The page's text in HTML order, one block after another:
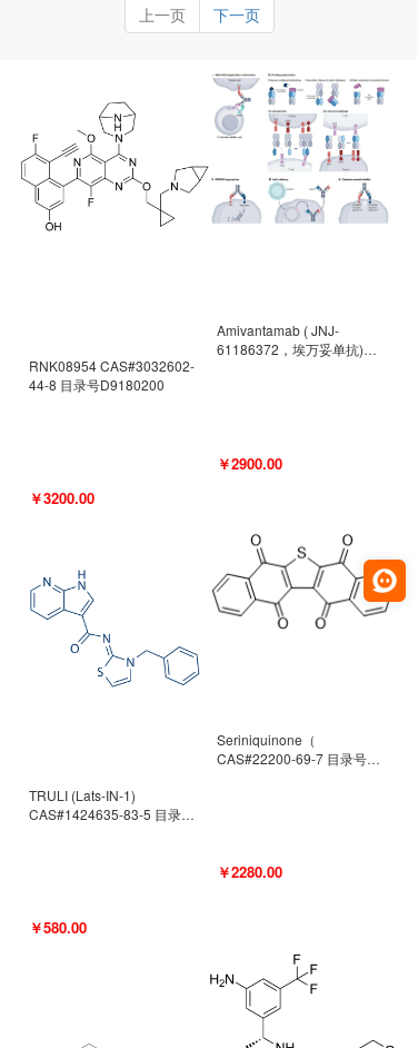
针。
上一页 下一页
RNK08954 CAS#3032602-
44-8 目录号D9180200
￥3200.00
TRULI (Lats-IN-1)
CAS#1424635-83-5 目录号
￥580.00
Amivantamab ( JNJ-
61186372，埃万妥单抗)
￥2900.00
Seriniquinone（
CAS#22200-69-7 目录号
￥2280.00